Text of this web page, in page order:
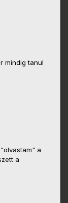
mindig tanul
a
a